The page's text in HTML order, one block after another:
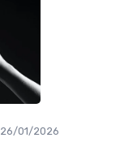
26/01/2026